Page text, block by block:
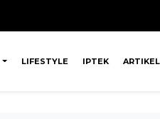
LIFESTYLE IPTEK ARTIKEL